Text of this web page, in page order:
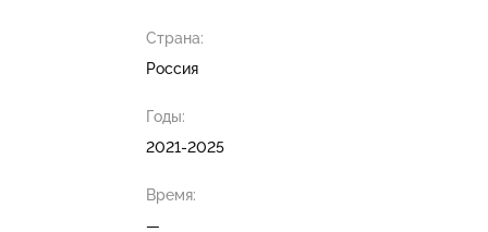
Страна:
Россия
Годы:
2021-2025
Время:
—